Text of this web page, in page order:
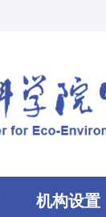
机构设置